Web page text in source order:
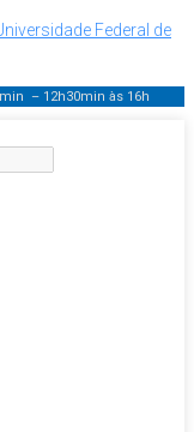
Federal de
– 12h30min às 16h